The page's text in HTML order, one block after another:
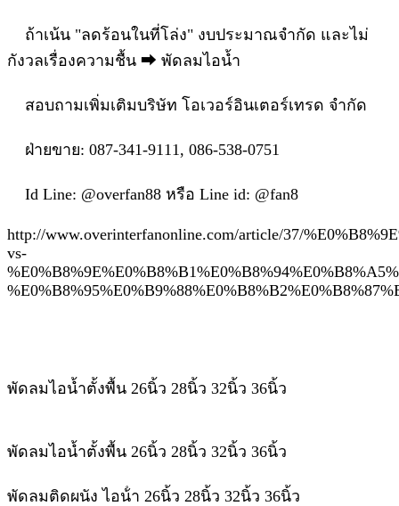
ถ้าเน้น "ลดร้อนในที่โล่ง" งบประมาณจำกัด และไม่
กังวลเรื่องความชื้น ⮕ พัดลมไอน้ำ
สอบถามเพิ่มเติมบริษัท โอเวอร์อินเตอร์เทรด จํากัด
ฝ่ายขาย: 087-341-9111, 086-538-0751
Id Line: @overfan88 หรือ Line id: @fan8
http://www.overinterfanonline.com/article/37/
vs-
พัดลมไอน้ำตั้งพื้น 26นิ้ว 28นิ้ว 32นิ้ว 36นิ้ว
พัดลมไอน้ำตั้งพื้น 26นิ้ว 28นิ้ว 32นิ้ว 36นิ้ว
พัดลมติดผนัง ไอน้ํา 26นิ้ว 28นิ้ว 32นิ้ว 36นิ้ว